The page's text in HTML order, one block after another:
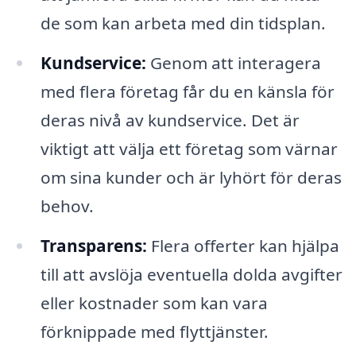
de som kan arbeta med din tidsplan.
Kundservice: Genom att interagera
med flera företag får du en känsla för
deras nivå av kundservice. Det är
viktigt att välja ett företag som värnar
om sina kunder och är lyhört för deras
behov.
Transparens: Flera offerter kan hjälpa
till att avslöja eventuella dolda avgifter
eller kostnader som kan vara
förknippade med flyttjänster.